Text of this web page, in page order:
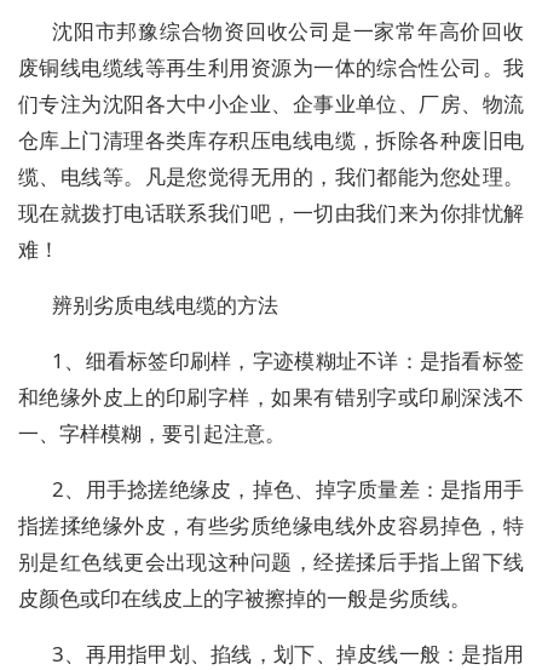
沈阳市邦豫综合物资回收公司是一家常年高价回收
废铜线电缆线等再生利用资源为一体的综合性公司。我
们专注为沈阳各大中小企业、企事业单位、厂房、物流
仓库上门清理各类库存积压电线电缆，拆除各种废旧电
缆、电线等。凡是您觉得无用的，我们都能为您处理。
现在就拨打电话联系我们吧，一切由我们来为你排忧解
难！
辨别劣质电线电缆的方法
1、细看标签印刷样，字迹模糊址不详：是指看标签
和绝缘外皮上的印刷字样，如果有错别字或印刷深浅不
一、字样模糊，要引起注意。
2、用手捻搓绝缘皮，掉色、掉字质量差：是指用手
指搓揉绝缘外皮，有些劣质绝缘电线外皮容易掉色，特
别是红色线更会出现这种问题，经搓揉后手指上留下线
皮颜色或印在线皮上的字被擦掉的一般是劣质线。
3、再用指甲划、掐线，划下、掉皮线一般：是指用